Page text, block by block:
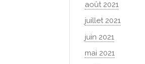
août 2021
juillet 2021
juin 2021
mai 2021